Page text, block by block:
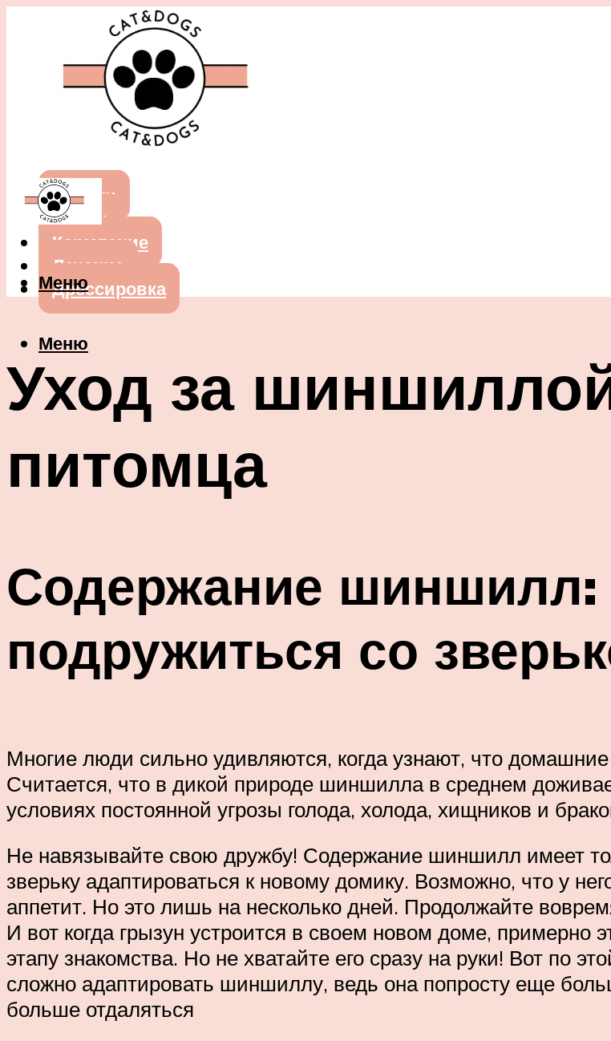
Собаки
Кошки
Кормление
Лечение
Дрессировка
Меню
Меню
Уход за
питомца
Содержание шиншилл:
подружиться со
Многие люди сильно удивляются, когда узнают, что
Считается, что в дикой природе шиншилла в среднем
условиях постоянной угрозы голода, холода, хищников и
Не навязывайте свою дружбу! Содержание шиншилл имеет
зверьку адаптироваться к новому домику. Возможно, что у
аппетит. Но это лишь на несколько дней. Продолжайте
И вот когда грызун устроится в своем новом доме, примерно
этапу знакомства. Но не хватайте его сразу на руки! Вот по
сложно адаптировать шиншиллу, ведь она попросту еще
больше отдаляться